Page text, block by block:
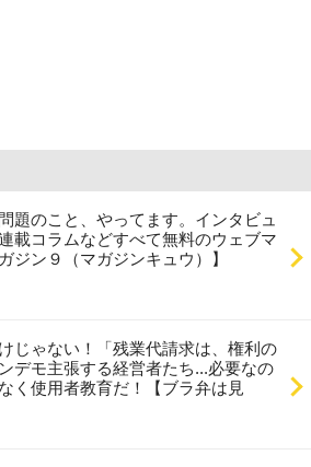
題のこと、やってます。インタビュ
載コラムなどすべて無料のウェブマ
ジン９（マガジンキュウ）】
じゃない！「残業代請求は、権利の
デモ主張する経営者たち...必要なの
く使用者教育だ！【ブラ弁は見